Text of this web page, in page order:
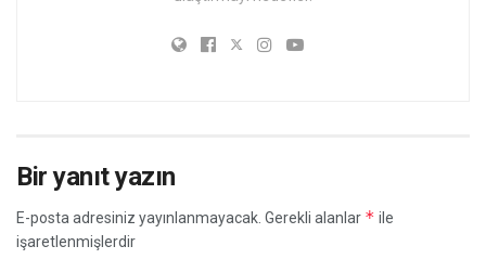
Bir yanıt yazın
E-posta adresiniz yayınlanmayacak. Gerekli alanlar * ile
işaretlenmişlerdir